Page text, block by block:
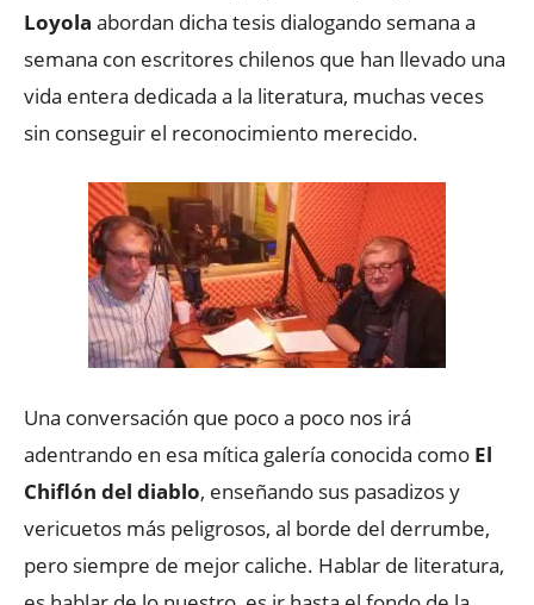
Loyola abordan dicha tesis dialogando semana a
semana con escritores chilenos que han llevado una
vida entera dedicada a la literatura, muchas veces
sin conseguir el reconocimiento merecido.
Una conversación que poco a poco nos irá
adentrando en esa mítica galería conocida como El
Chiflón del diablo, enseñando sus pasadizos y
vericuetos más peligrosos, al borde del derrumbe,
pero siempre de mejor caliche. Hablar de literatura,